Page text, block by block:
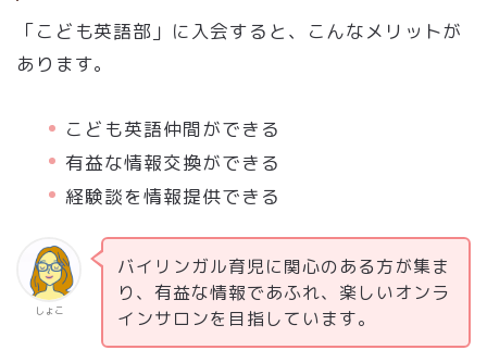
「こども英語部」に入会すると、こんなメリットが
あります。
こども英語仲間ができる
有益な情報交換ができる
経験談を情報提供できる
しょこ
バイリンガル育児に関心のある方が集ま
り、有益な情報であふれ、楽しいオンラ
インサロンを目指しています。